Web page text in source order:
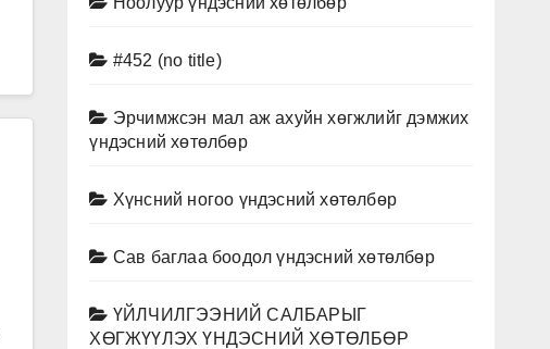
#452 (no title)
Эрчимжсэн мал аж ахуйн хөгжлийг дэмжих
үндэсний хөтөлбөр
Хүнсний ногоо үндэсний хөтөлбөр
Сав баглаа боодол үндэсний хөтөлбөр
ҮЙЛЧИЛГЭЭНИЙ САЛБАРЫГ
ХӨГЖҮҮЛЭХ ҮНДЭСНИЙ ХӨТӨЛБӨР